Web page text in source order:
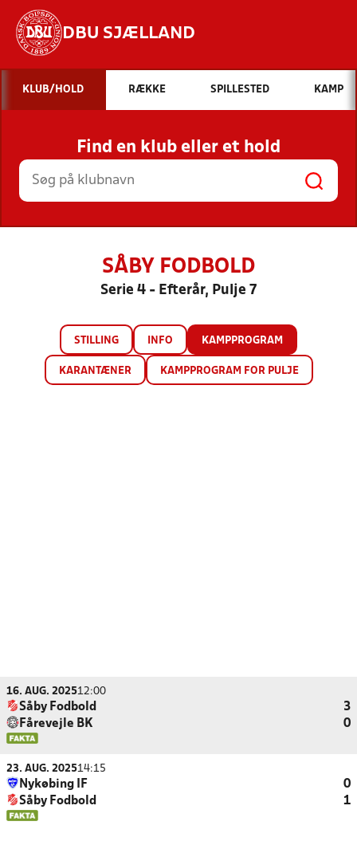
DBU SJÆLLAND
Hvad vil du søge efter?
INDHOLD OG NYHEDER
STILLINGER, RESULTATER, KLUBBER OG
HOLD
KLUB/HOLD RÆKKE SPILLESTED KAMP
Find en klub eller et hold
SÅBY FODBOLD
Serie 4 - Efterår, Pulje 7
STILLING INFO KAMPPROGRAM
KARANTÆNER KAMPPROGRAM FOR PULJE
16. AUG. 202512:00
Såby Fodbold
3
Fårevejle BK
0
23. AUG. 202514:15
Nykøbing IF
0
Såby Fodbold
1